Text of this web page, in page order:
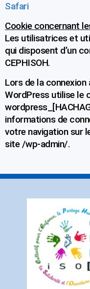
Safari
Cookie concernant
Les utilisatrices et
qui disposent d’un
CEPHISOH.
Lors de la connexion
WordPress utilise le
informations de
votre navigation sur
site /wp-admin/.